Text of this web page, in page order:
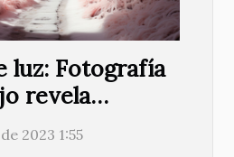
luz: Fotografía
revela
2023 1:55